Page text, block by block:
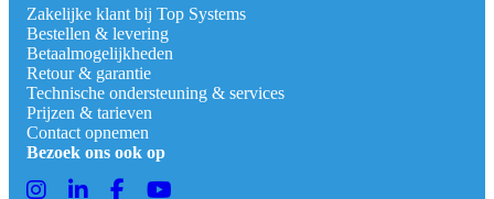
Zakelijke klant bij Top Systems
Bestellen & levering
Betaalmogelijkheden
Retour & garantie
Technische ondersteuning & services
Prijzen & tarieven
Contact opnemen
Bezoek ons ook op